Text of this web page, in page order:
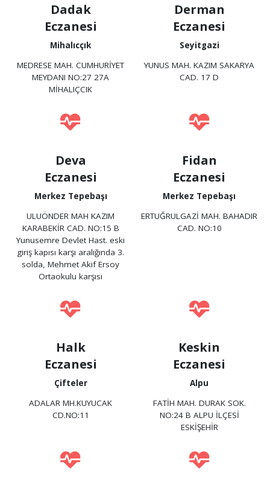
Dadak
Eczanesi
Mihalıcçık
MEDRESE MAH. CUMHURİYET
MEYDANI NO:27 27A
MİHALIÇCIK
Derman
Eczanesi
Seyitgazi
YUNUS MAH. KAZIM SAKARYA
CAD. 17 D
Deva
Eczanesi
Merkez Tepebaşı
ULUÖNDER MAH KAZIM
KARABEKİR CAD. NO:15 B
Yunusemre Devlet Hast. eski
giriş kapısı karşı aralığında 3.
solda, Mehmet Akif Ersoy
Ortaokulu karşısı
Fidan
Eczanesi
Merkez Tepebaşı
ERTUĞRULGAZİ MAH. BAHADIR
CAD. NO:10
Halk
Eczanesi
Çifteler
ADALAR MH.KUYUCAK
CD.NO:11
Keskin
Eczanesi
Alpu
FATİH MAH. DURAK SOK.
NO:24 B ALPU İLÇESİ
ESKİŞEHİR